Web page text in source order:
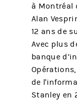
à Montréal
Alan
12 ans de
Avec plus
banque
de
Stanley en